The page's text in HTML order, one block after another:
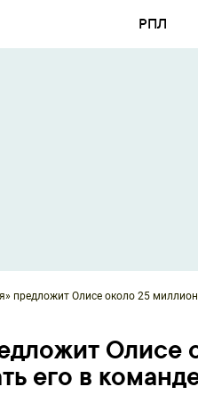
РПЛ
предложит Олисе около 25
Олисе
его в